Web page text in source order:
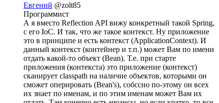
Евгений @zolt85
Программист
А я вместо Reflection API вижу конкретный такой Spring,
с его IoC. И так, что же такое контекст. Ну приложение
это в принципе и есть контекст (ApplicationContext). И
данный контекст (контейнер и т.п.) может Вам по имени
отдать какой-то объект (Bean). Т.е. при старте
приложения (контекста) это приложение (контекст)
сканирует classpath на наличие объектов, которыми он
сможет оперировать (Bean's), собссно по-этому он всех
их знает по именам, и по этим именам может Вам их